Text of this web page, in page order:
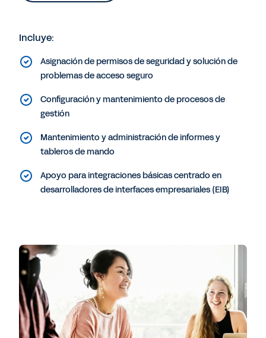
Incluye:
Asignación de permisos de seguridad y solución de
problemas de acceso seguro
Configuración y mantenimiento de procesos de
gestión
Mantenimiento y administración de informes y
tableros de mando
Apoyo para integraciones básicas centrado en
desarrolladores de interfaces empresariales (EIB)